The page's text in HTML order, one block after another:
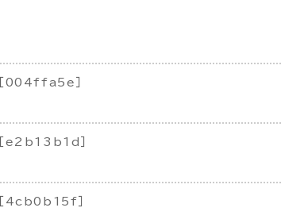
［004ffa5e］
［e2b13b1d］
［4cb0b15f］